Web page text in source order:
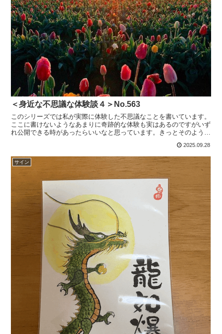
＜身近な不思議な体験談４＞No.563
このシリーズでは私が実際に体験した不思議なことを書いています。
ここに書けないようなあまりに奇跡的な体験も実はあるのですがいず
れ公開できる時があったらいいなと思っています。きっとそのような
2025.09.28
サイン